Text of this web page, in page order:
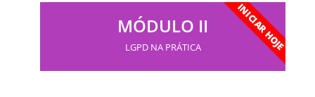
MÓDULO II
LGPD NA PRÁTICA INICIAR HOJE